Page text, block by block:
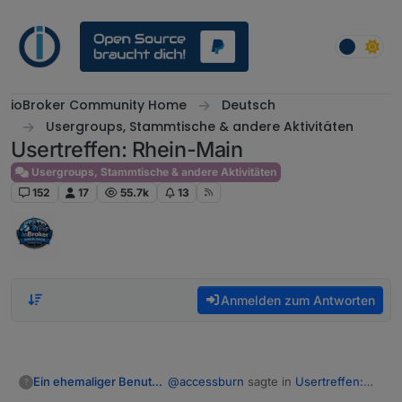
ioBroker Community Home
Deutsch
Usergroups, Stammtische & andere Aktivitäten
Usertreffen: Rhein-Main
Usergroups, Stammtische & andere Aktivitäten
152
17 55.7k 13
Anmelden zum Antworten
? Ein ehemaliger Benutzer @accessburn sagte in Usertreffen: